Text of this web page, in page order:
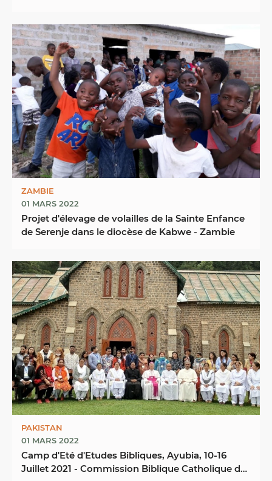
ZAMBIE
01 MARS 2022
Projet d'élevage de volailles de la Sainte Enfance
de Serenje dans le diocèse de Kabwe - Zambie
PAKISTAN
01 MARS 2022
Camp d'Eté d'Etudes Bibliques, Ayubia, 10-16
Juillet 2021 - Commission Biblique Catholique du